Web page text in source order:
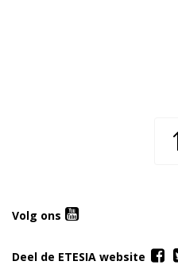
Volg ons
Deel de ETESIA website